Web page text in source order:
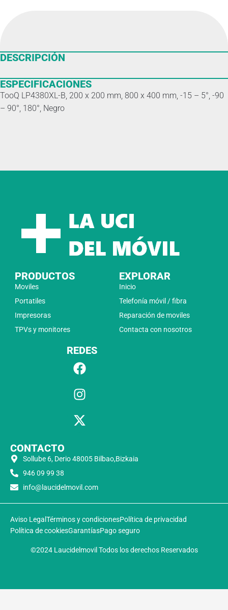
DESCRIPCIÓN
ESPECIFICACIONES
TooQ LP4380XL-B, 200 x 200 mm, 800 x 400 mm, -15 – 5°, -90
– 90°, 180°, Negro
PRODUCTOS
Moviles
Portatiles
Impresoras
TPVs y monitores
EXPLORAR
Inicio
Telefonía móvil / fibra
Reparación de moviles
Contacta con nosotros
REDES
CONTACTO
Sollube 6, Derio 48005 Bilbao,Bizkaia
946 09 99 38
info@laucidelmovil.com
Aviso Legal Términos y condicionesPolítica de privacidad
Política de cookiesGarantíasPago seguro
©2024 Laucidelmovil Todos los derechos Reservados